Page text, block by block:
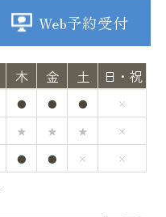
Web予約受付
木 金 土
日・祝
● ● ● ×
★ ★ ★ ×
● ● × ×